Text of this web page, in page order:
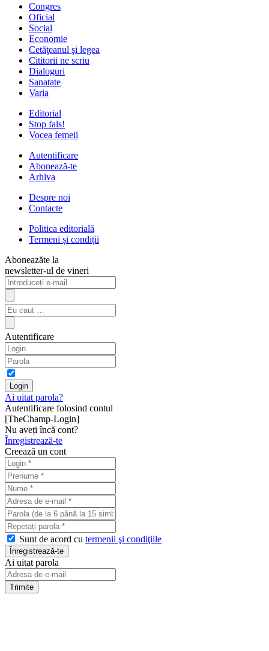
Congres
Oficial
Social
Economie
Cetăţeanul şi legea
Cititorii ne scriu
Dialoguri
Sanatate
Varia
Editorial
Stop fals!
Vocea femeii
Autentificare
Abonează-te
Arhiva
Despre noi
Contacte
Politica editorială
Termeni și condiții
Aboneazăte la
newsletter-ul de vineri
Autentificare
Ai uitat parola?
Autentificare folosind contul
[TheChamp-Login]
Nu aveți încă cont?
Înregistrează-te
Creează un cont
Sunt de acord cu termenii şi condiţiile
Ai uitat parola